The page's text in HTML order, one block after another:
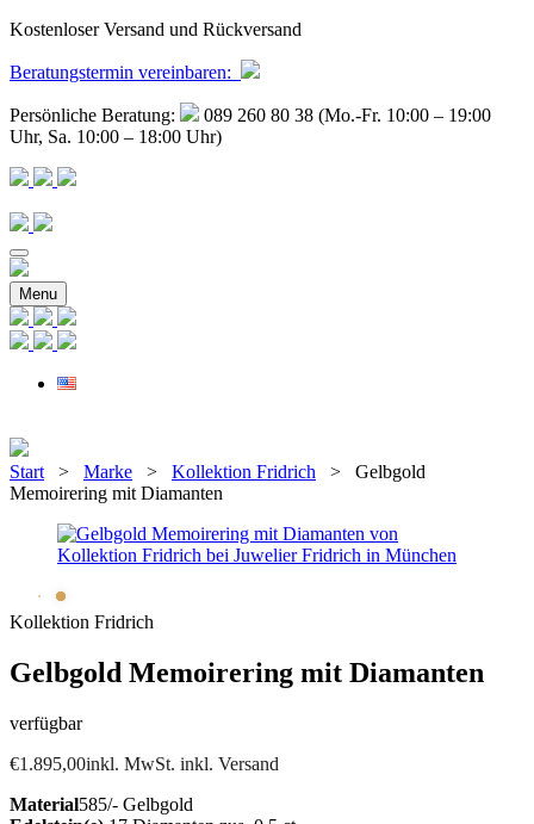
Kostenloser Versand und Rückversand
Beratungstermin vereinbaren:
Persönliche Beratung:
089 260 80 38 (Mo.-Fr. 10:00 – 19:00
Uhr, Sa. 10:00 – 18:00 Uhr)
Menu
Start > Marke > Kollektion Fridrich > Gelbgold
Memoirering mit Diamanten
Kollektion Fridrich
Gelbgold Memoirering mit Diamanten
verfügbar
€1.895,00inkl. MwSt. inkl. Versand
Material585/- Gelbgold